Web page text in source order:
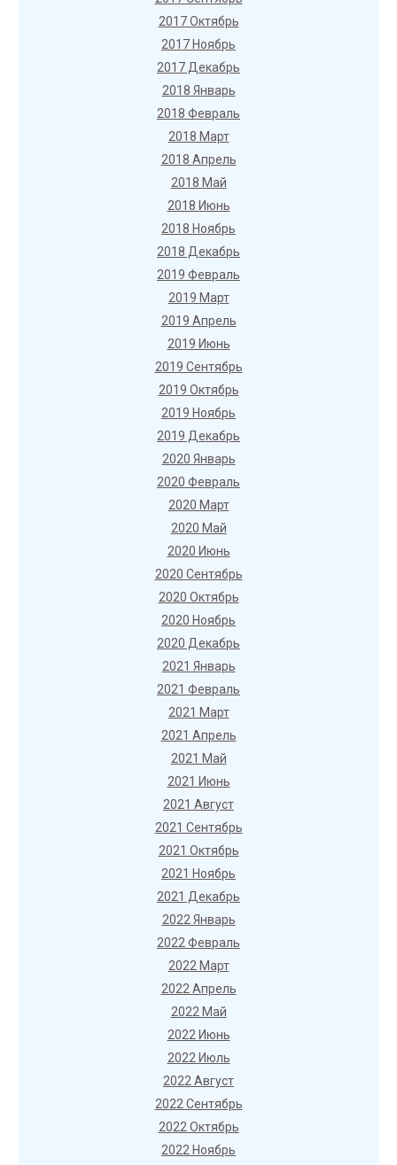
2017 Октябрь
2017 Ноябрь
2017 Декабрь
2018 Январь
2018 Февраль
2018 Март
2018 Апрель
2018 Май
2018 Июнь
2018 Ноябрь
2018 Декабрь
2019 Февраль
2019 Март
2019 Апрель
2019 Июнь
2019 Сентябрь
2019 Октябрь
2019 Ноябрь
2019 Декабрь
2020 Январь
2020 Февраль
2020 Март
2020 Май
2020 Июнь
2020 Сентябрь
2020 Октябрь
2020 Ноябрь
2020 Декабрь
2021 Январь
2021 Февраль
2021 Март
2021 Апрель
2021 Май
2021 Июнь
2021 Август
2021 Сентябрь
2021 Октябрь
2021 Ноябрь
2021 Декабрь
2022 Январь
2022 Февраль
2022 Март
2022 Апрель
2022 Май
2022 Июнь
2022 Июль
2022 Август
2022 Сентябрь
2022 Октябрь
2022 Ноябрь